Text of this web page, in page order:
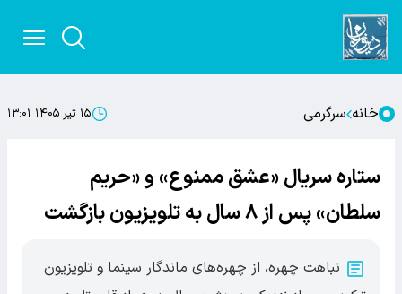
خانه سرگرمی ۱۵ تیر ۱۴۰۵ ۱۳:۰۱
ستاره سریال «عشق ممنوع» و «حریم
سلطان» پس از ۸ سال به تلویزیون بازگشت
نباهت چهره، از چهره‌های ماندگار سینما و تلویزیون